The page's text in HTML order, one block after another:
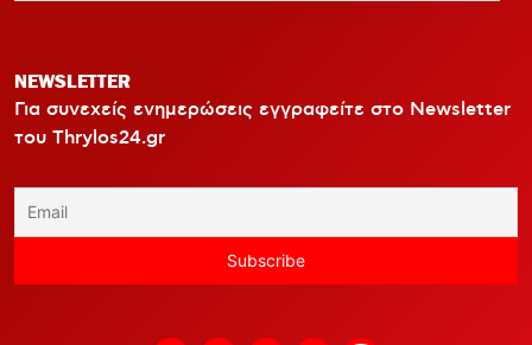
NEWSLETTER
Για συνεχείς ενημερώσεις εγγραφείτε στο Newsletter
του Thrylos24.gr